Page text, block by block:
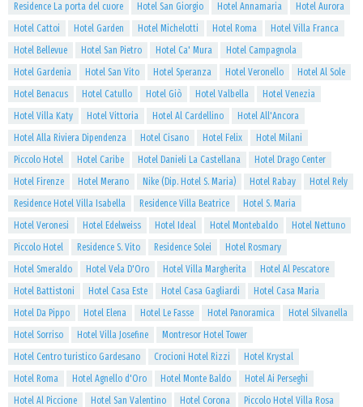
Residence La porta del cuore
Hotel San Giorgio Hotel Annamaria
Hotel Aurora
Hotel Cattoi
Hotel Garden Hotel Michelotti Hotel Roma
Hotel Villa Franca
Hotel Bellevue
Hotel San Pietro Hotel Ca' Mura
Hotel Campagnola
Hotel Gardenia
Hotel San Vito Hotel Speranza Hotel Veronello
Hotel Al Sole
Hotel Benacus
Hotel Catullo Hotel Giò Hotel Valbella
Hotel Venezia
Hotel Villa Katy
Hotel Vittoria Hotel Al Cardellino
Hotel All'Ancora
Hotel Alla Riviera Dipendenza
Hotel Cisano Hotel Felix
Hotel Milani
Piccolo Hotel
Hotel Caribe Hotel Danieli La Castellana
Hotel Drago Center
Hotel Firenze
Hotel Merano Nike (Dip. Hotel S. Maria) Hotel Rabay
Hotel Rely
Residence Hotel Villa Isabella
Residence Villa Beatrice
Hotel S. Maria
Hotel Veronesi
Hotel Edelweiss Hotel Ideal Hotel Montebaldo
Hotel Nettuno
Piccolo Hotel
Residence S. Vito Residence Solei
Hotel Rosmary
Hotel Smeraldo
Hotel Vela D'Oro Hotel Villa Margherita
Hotel Al Pescatore
Hotel Battistoni
Hotel Casa Este Hotel Casa Gagliardi
Hotel Casa Maria
Hotel Da Pippo
Hotel Elena Hotel Le Fasse Hotel Panoramica
Hotel Silvanella
Hotel Sorriso
Hotel Villa Josefine
Montresor Hotel Tower
Hotel Centro turistico Gardesano
Crocioni Hotel Rizzi
Hotel Krystal
Hotel Roma
Hotel Agnello d'Oro Hotel Monte Baldo
Hotel Ai Perseghi
Hotel Al Piccione
Hotel San Valentino Hotel Corona
Piccolo Hotel Villa Rosa